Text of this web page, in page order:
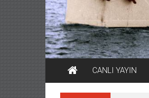
CANLI YAYIN